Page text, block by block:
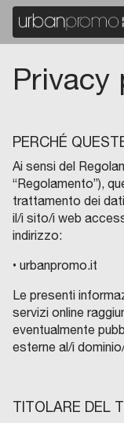
Privacy
PERCHÉ
Ai sensi del
“Regolamento”),
trattamento dei
il/i sito/i web
indirizzo:
• urbanpromo.it
Le presenti
servizi online
eventualmente
esterne al/i
TITOLARE DEL